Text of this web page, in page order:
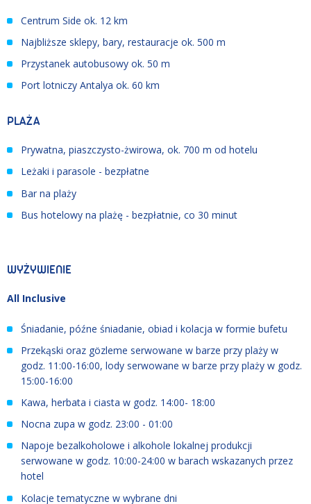
Centrum Side ok. 12 km
Najbliższe sklepy, bary, restauracje ok. 500 m
Przystanek autobusowy ok. 50 m
Port lotniczy Antalya ok. 60 km
PLAŻA
Prywatna, piaszczysto-żwirowa, ok. 700 m od hotelu
Leżaki i parasole - bezpłatne
Bar na plaży
Bus hotelowy na plażę - bezpłatnie, co 30 minut
WYŻYWIENIE
All Inclusive
Śniadanie, późne śniadanie, obiad i kolacja w formie bufetu
Przekąski oraz gözleme serwowane w barze przy plaży w
godz. 11:00-16:00, lody serwowane w barze przy plaży w godz.
15:00-16:00
Kawa, herbata i ciasta w godz. 14:00- 18:00
Nocna zupa w godz. 23:00 - 01:00
Napoje bezalkoholowe i alkohole lokalnej produkcji
serwowane w godz. 10:00-24:00 w barach wskazanych przez
hotel
Kolacje tematyczne w wybrane dni